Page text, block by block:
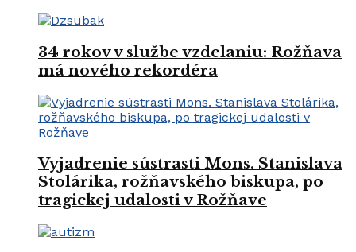
34 rokov v službe vzdelaniu: Rožňava
má nového rekordéra
Vyjadrenie sústrasti Mons. Stanislava
Stolárika, rožňavského biskupa, po
tragickej udalosti v Rožňave